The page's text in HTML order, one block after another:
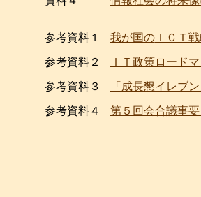
参考資料１ 我が国のＩＣＴ
参考資料２ ＩＴ政策ロード
参考資料３ 「成長懇イレブ
参考資料４ 第５回会合議事要